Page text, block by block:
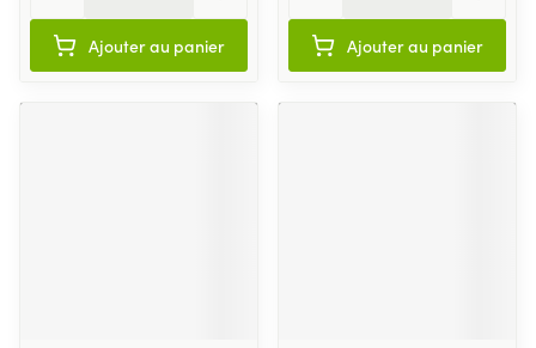
Ajouter au panier Ajouter au panier